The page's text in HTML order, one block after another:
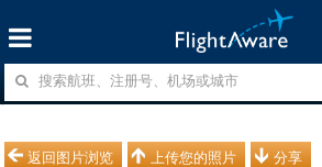
返回图片浏览 上传您的照片 分享